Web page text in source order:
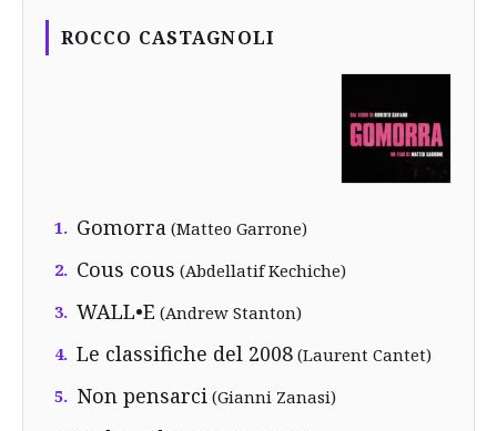
ROCCO CASTAGNOLI
1. Gomorra (Matteo Garrone)
2. Cous cous (Abdellatif Kechiche)
3. WALL•E (Andrew Stanton)
4. Le classifiche del 2008 (Laurent Cantet)
5. Non pensarci (Gianni Zanasi)